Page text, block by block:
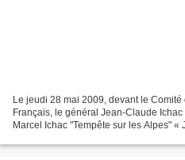
Le jeudi 28 mai 2009, devant le
Français, le général Jean-Claude
Marcel Ichac "Tempête sur les Alpes"